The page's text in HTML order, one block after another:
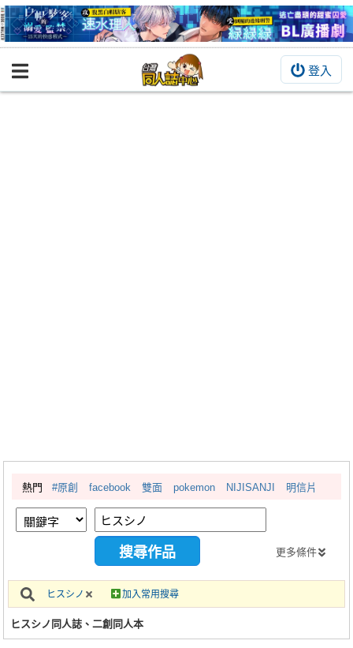
登入
BOOKY書集倉庫
繪圖藝廊
交流中心
攤位轉讓區
會員中心
註冊會員
熱門 #原創 facebook 雙面 pokemon NIJISANJI 明信片
更多條件
ヒスシノ 加入常用搜尋
ヒスシノ同人誌、二創同人本